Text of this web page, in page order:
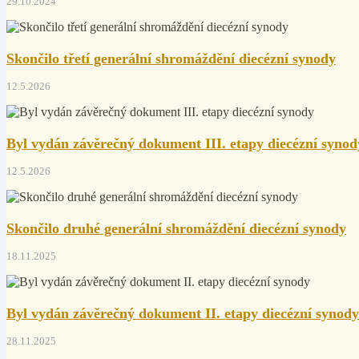
Skončilo třetí generální shromáždění diecézní synody
12.5.2026
Byl vydán závěrečný dokument III. etapy diecézní
12.5.2026
Skončilo druhé generální shromáždění diecézní synody
18.11.2025
Byl vydán závěrečný dokument II. etapy diecézní synody
28.11.2025